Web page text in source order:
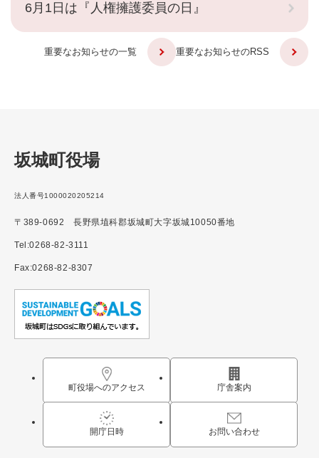
6月1日は『人権擁護委員の日』
重要なお知らせの一覧 重要なお知らせのRSS
坂城町役場
法人番号1000020205214
〒389-0692 長野県埴科郡坂城町大字坂城10050番地
Tel:0268-82-3111
Fax:0268-82-8307
町役場へのアクセス 庁舎案内
開庁日時 お問い合わせ